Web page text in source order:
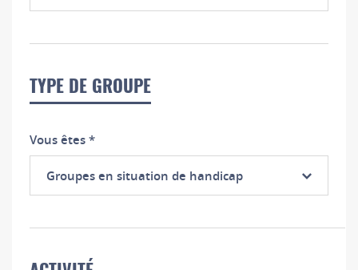
responsable
groupe
TYPE DE GROUPE
Vous êtes*
Groupes en situation de handicap